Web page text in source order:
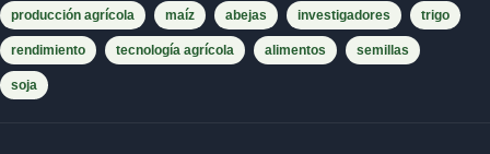
producción agrícola maíz abejas investigadores trigo
rendimiento tecnología agrícola alimentos semillas
soja